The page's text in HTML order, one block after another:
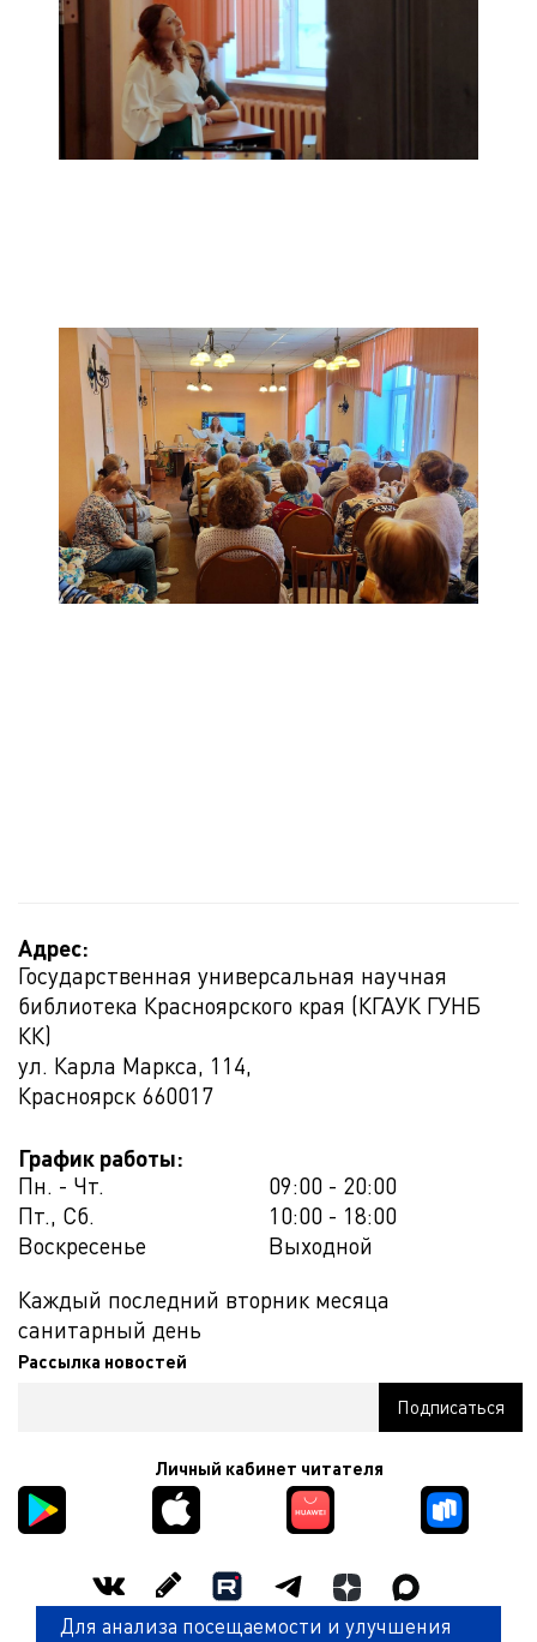
Адрес:
Государственная универсальная научная
библиотека Красноярского края (КГАУК ГУНБ
КК)
ул. Карла Маркса, 114,
Красноярск 660017
График работы:
Пн. - Чт.
09:00 - 20:00
Пт., Сб.
10:00 - 18:00
Воскресенье
Выходной
Каждый последний вторник месяца
санитарный день
Рассылка новостей
Личный кабинет читателя
Для анализа посещаемости и улучшения